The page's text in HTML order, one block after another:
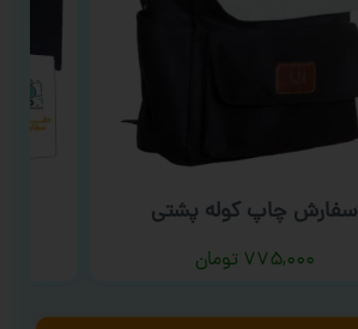
سفارش چاپ کوله پشتی
۷۷۵,۰۰۰ تومان